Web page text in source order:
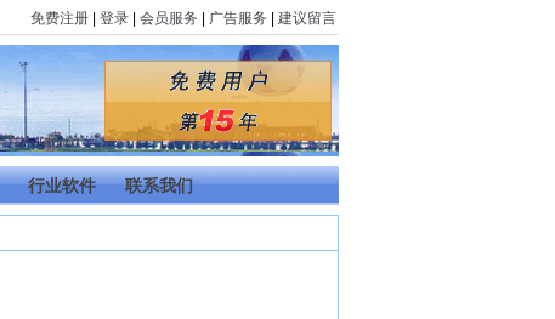
免费注册 登录 会员服务 广告服务 建议留言
行业软件 联系我们